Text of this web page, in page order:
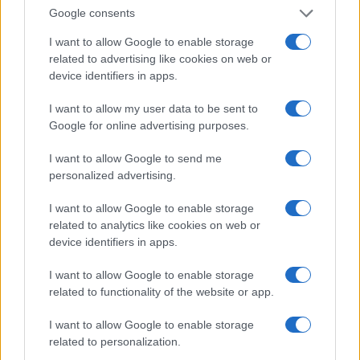
Google consents
I want to allow Google to enable storage
related to advertising like cookies on web or
device identifiers in apps.
I want to allow my user data to be sent to
Google for online advertising purposes.
I want to allow Google to send me
personalized advertising.
I want to allow Google to enable storage
related to analytics like cookies on web or
device identifiers in apps.
I want to allow Google to enable storage
related to functionality of the website or app.
I want to allow Google to enable storage
related to personalization.
I nostri cari
Giovannimaria Cabras